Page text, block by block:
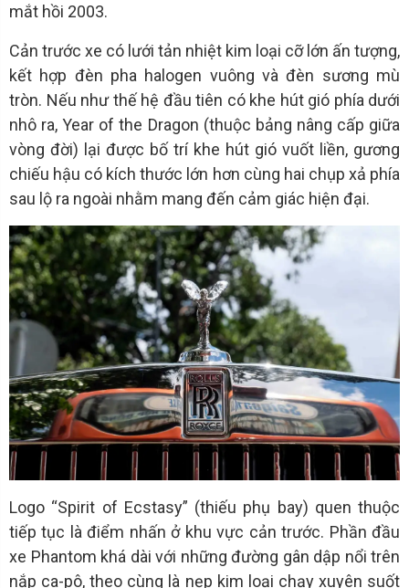
mắt hồi 2003.
Cản trước xe có lưới tản nhiệt kim loại cỡ lớn ấn tượng,
kết hợp đèn pha halogen vuông và đèn sương mù
tròn. Nếu như thế hệ đầu tiên có khe hút gió phía dưới
nhô ra, Year of the Dragon (thuộc bảng nâng cấp giữa
vòng đời) lại được bố trí khe hút gió vuốt liền, gương
chiếu hậu có kích thước lớn hơn cùng hai chụp xả phía
sau lộ ra ngoài nhằm mang đến cảm giác hiện đại.
Logo “Spirit of Ecstasy” (thiếu phụ bay) quen thuộc
tiếp tục là điểm nhấn ở khu vực cản trước. Phần đầu
xe Phantom khá dài với những đường gân dập nổi trên
nắp ca-pô, theo cùng là nẹp kim loại chạy xuyên suốt